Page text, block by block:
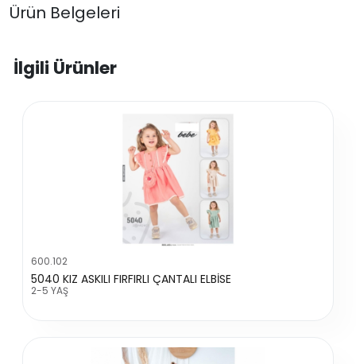
Ürün Belgeleri
İlgili Ürünler
600.102
5040 KIZ ASKILI FIRFIRLI ÇANTALI ELBİSE
2-5 YAŞ